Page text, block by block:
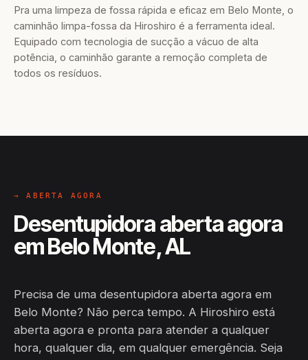
Pra uma limpeza de fossa rápida e eficaz em Belo Monte, o
caminhão limpa-fossa da Hiroshiro é a ferramenta ideal.
Equipado com tecnologia de sucção a vácuo de alta
potência, o caminhão garante a remoção completa de
todos os resíduos.
→ ABERTA AGORA
Desentupidora aberta agora
em Belo Monte, AL
Precisa de uma desentupidora aberta agora em
Belo Monte? Não perca tempo. A Hiroshiro está
aberta agora e pronta para atender a qualquer
hora, qualquer dia, em qualquer emergência. Seja